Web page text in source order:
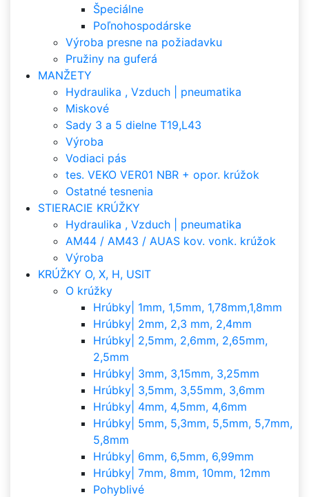
Špeciálne
Poľnohospodárske
Výroba presne na požiadavku
Pružiny na guferá
MANŽETY
Hydraulika , Vzduch | pneumatika
Miskové
Sady 3 a 5 dielne T19,L43
Výroba
Vodiaci pás
tes. VEKO VER01 NBR + opor. krúžok
Ostatné tesnenia
STIERACIE KRÚŽKY
Hydraulika , Vzduch | pneumatika
AM44 / AM43 / AUAS kov. vonk. krúžok
Výroba
KRÚŽKY O, X, H, USIT
O krúžky
Hrúbky| 1mm, 1,5mm, 1,78mm,1,8mm
Hrúbky| 2mm, 2,3 mm, 2,4mm
Hrúbky| 2,5mm, 2,6mm, 2,65mm,
2,5mm
Hrúbky| 3mm, 3,15mm, 3,25mm
Hrúbky| 3,5mm, 3,55mm, 3,6mm
Hrúbky| 4mm, 4,5mm, 4,6mm
Hrúbky| 5mm, 5,3mm, 5,5mm, 5,7mm,
5,8mm
Hrúbky| 6mm, 6,5mm, 6,99mm
Hrúbky| 7mm, 8mm, 10mm, 12mm
Pohyblivé